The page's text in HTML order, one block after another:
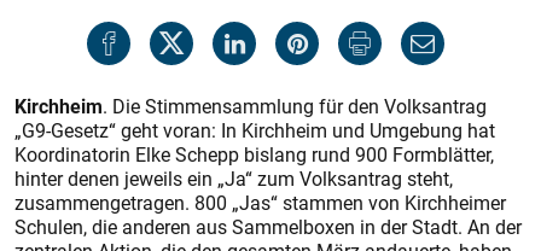
Kirchheim. Die Stimmensammlung für den Volksantrag
„G9-Gesetz“ geht voran: In Kirchheim und Umgebung hat
Koordinatorin Elke Schepp bislang rund 900 Formblätter,
hinter denen jeweils ein „Ja“ zum Volksantrag steht,
zusammengetragen. 800 „Jas“ stammen von Kirchheimer
Schulen, die anderen aus Sammelboxen in der Stadt. An der